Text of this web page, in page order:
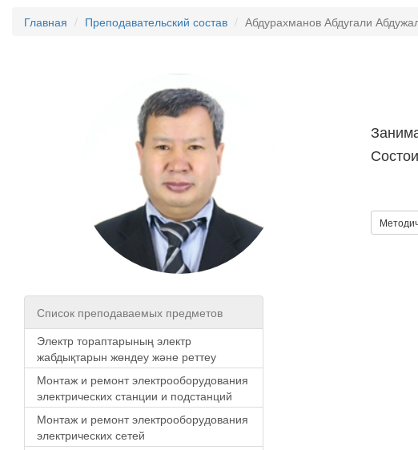
Главная Преподавательский состав Абдурахманов Абдугали
Список преподаваемых предметов
Электр тораптарының электр
жабдықтарын жөндеу және реттеу
Монтаж и ремонт электрооборудования
электрических станции и подстанций
Монтаж и ремонт электрооборудования
электрических сетей